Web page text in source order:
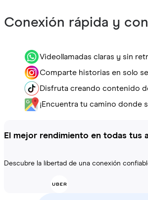
Conexión rápida y
Videollamadas claras y sin
Comparte historias en solo
Disfruta creando contenido
¡Encuentra tu camino donde
El mejor rendimiento en todas tus
Descubre la libertad de una conexión